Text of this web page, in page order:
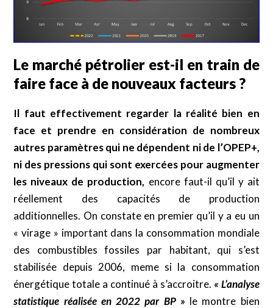
Le marché pétrolier est-il en train de
faire face à de nouveaux facteurs ?
Il faut effectivement regarder la réalité bien en
face et prendre en considération de nombreux
autres paramètres qui ne dépendent ni de l’OPEP+,
ni des pressions qui sont exercées pour augmenter
les niveaux de production, encore faut-il qu’il y ait
réellement des capacités de production
additionnelles. On constate en premier qu’il y a eu un
« virage » important dans la consommation mondiale
des combustibles fossiles par habitant, qui s’est
stabilisée depuis 2006, meme si la consommation
énergétique totale a continué à s’accroitre. « L’analyse
statistique réalisée en 2022 par BP » le montre bien